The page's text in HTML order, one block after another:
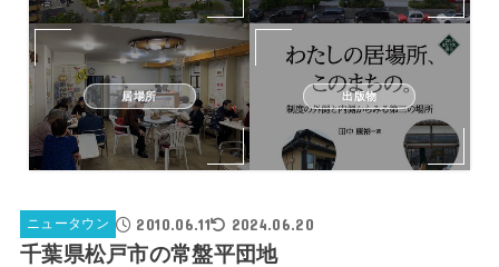
居場所 出版物
ニュータウン 2010.06.11 2024.06.20
千葉県松戸市の常盤平団地